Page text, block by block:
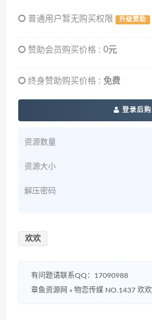
普通用户暂无购买权限 升级赞助
赞助会员购买价格 : 0元
终身赞助购买价格 : 免费
登录后购
资源数量
资源大小
解压密码
欢欢
有问题请联系QQ：17090988
章鱼资源网 » 物恋传媒 NO.1437 欢